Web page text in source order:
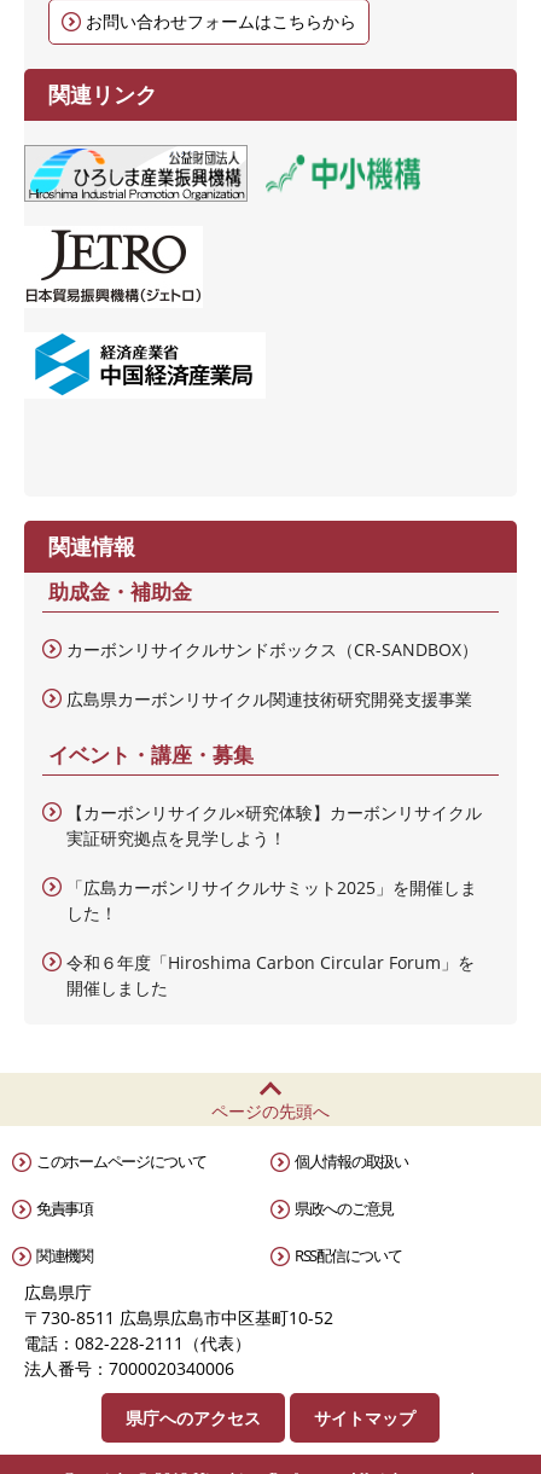
お問い合わせフォームはこちらから
関連リンク
関連情報
助成金・補助金
カーボンリサイクルサンドボックス（CR-SANDBOX）
広島県カーボンリサイクル関連技術研究開発支援事業
イベント・講座・募集
【カーボンリサイクル×研究体験】カーボンリサイクル
実証研究拠点を見学しよう！
「広島カーボンリサイクルサミット2025」を開催しま
した！
令和６年度「Hiroshima Carbon Circular Forum」を
開催しました
ページの先頭へ
このホームページについて 個人情報の取扱い
免責事項 県政へのご意見
関連機関 RSS配信について
広島県庁
〒730-8511 広島県広島市中区基町10-52
電話：082-228-2111（代表）
法人番号：7000020340006
県庁へのアクセス サイトマップ